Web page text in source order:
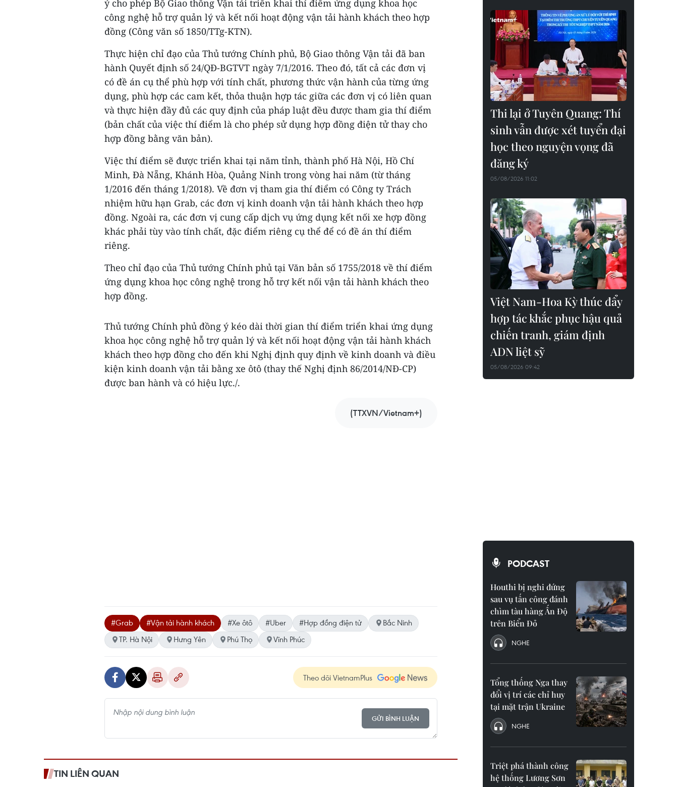
ý cho phép Bộ Giao thông Vận tải triển khai thí điểm ứng dụng khoa học
công nghệ hỗ trợ quản lý và kết nối hoạt động vận tải hành khách theo hợp
đồng (Công văn số 1850/TTg-KTN).
Thực hiện chỉ đạo của Thủ tướng Chính phủ, Bộ Giao thông Vận tải đã ban
hành Quyết định số 24/QĐ-BGTVT ngày 7/1/2016. Theo đó, tất cả các đơn vị
có đề án cụ thể phù hợp với tính chất, phương thức vận hành của từng ứng
dụng, phù hợp các cam kết, thỏa thuận hợp tác giữa các đơn vị có liên quan
và thực hiện đầy đủ các quy định của pháp luật đều được tham gia thí điểm
(bản chất của việc thí điểm là cho phép sử dụng hợp đồng điện tử thay cho
hợp đồng bằng văn bản).
Việc thí điểm sẽ được triển khai tại năm tỉnh, thành phố Hà Nội, Hồ Chí
Minh, Đà Nẵng, Khánh Hòa, Quảng Ninh trong vòng hai năm (từ tháng
1/2016 đến tháng 1/2018). Về đơn vị tham gia thí điểm có Công ty Trách
nhiệm hữu hạn Grab, các đơn vị kinh doanh vận tải hành khách theo hợp
đồng. Ngoài ra, các đơn vị cung cấp dịch vụ ứng dụng kết nối xe hợp đồng
khác phải tùy vào tính chất, đặc điểm riêng cụ thể để có đề án thí điểm
riêng.
Theo chỉ đạo của Thủ tướng Chính phủ tại Văn bản số 1755/2018 về thí điểm
ứng dụng khoa học công nghệ trong hỗ trợ kết nối vận tải hành khách theo
hợp đồng.
Thủ tướng Chính phủ đồng ý kéo dài thời gian thí điểm triển khai ứng dụng
khoa học công nghệ hỗ trợ quản lý và kết nối hoạt động vận tải hành khách
khách theo hợp đồng cho đến khi Nghị định quy định về kinh doanh và điều
kiện kinh doanh vận tải bằng xe ôtô (thay thế Nghị định 86/2014/NĐ-CP)
được ban hành và có hiệu lực./.
(TTXVN/Vietnam+)
#Grab #Vận tải hành khách #Xe ôtô #Uber #Hợp đồng điện tử
Bắc Ninh
TP. Hà Nội
Hưng Yên Phú Thọ Vĩnh Phúc
Theo dõi VietnamPlus
GỬI BÌNH LUẬN
TIN LIÊN QUAN
Thi lại ở Tuyên Quang: Thí
sinh vẫn được xét tuyển đại
học theo nguyện vọng đã
đăng ký
05/08/2026 11:02
Việt Nam-Hoa Kỳ thúc đẩy
hợp tác khắc phục hậu quả
chiến tranh, giám định
ADN liệt sỹ
05/08/2026 09:42
PODCAST
Houthi bị nghi đứng
sau vụ tấn công đánh
chìm tàu hàng Ấn Độ
trên Biển Đỏ
NGHE
Tổng thống Nga thay
đổi vị trí các chỉ huy
tại mặt trận Ukraine
NGHE
Triệt phá thành công
hệ thống Lương Sơn